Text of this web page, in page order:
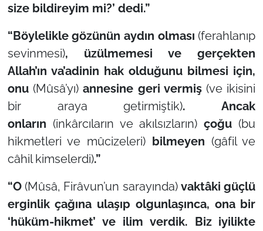
size bildireyim mi?’ dedi.”
“Böylelikle gözünün aydın olması (ferahlanıp
sevinmesi), üzülmemesi ve gerçekten
Allah’ın va’adinin hak olduğunu bilmesi için,
onu (Mûsâ’yı)annesine geri vermiş (ve ikisini
bir araya getirmiştik). Ancak
onların (inkârcıların ve akılsızların) çoğu (bu
hikmetleri ve mûcizeleri) bilmeyen (gâfil ve
câhil kimselerdi).”
“O (Mûsâ, Firâvun’un sarayında) vaktâki güçlü
erginlik çağına ulaşıp olgunlaşınca, ona bir
‘hüküm-hikmet’ ve ilim verdik. Biz iyilikte